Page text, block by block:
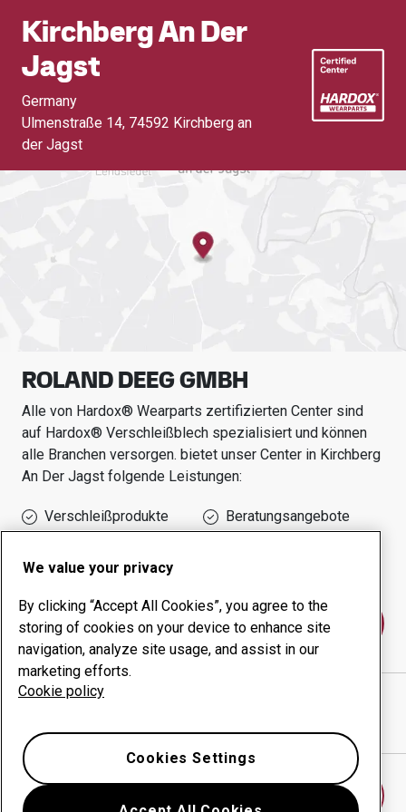
Kirchberg An Der
Jagst
Germany
Ulmenstraße 14, 74592 Kirchberg an
der Jagst
ROLAND DEEG GMBH
Alle von Hardox® Wearparts zertifizierten Center sind
auf Hardox® Verschleißblech spezialisiert und können
alle Branchen versorgen. bietet unser Center in Kirchberg
An Der Jagst folgende Leistungen:
Verschleißprodukte
Beratungsangebote
Betriebszeit
Kontakt
ROLAND DEEG GMBH
We value your privacy
By clicking “Accept All Cookies”, you agree to the
storing of cookies on your device to enhance site
navigation, analyze site usage, and assist in our
marketing efforts.
Cookie policy
Cookies Settings